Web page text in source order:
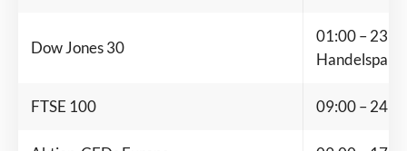
Dow Jones 30
01:00 –
FTSE 100 09:00 –